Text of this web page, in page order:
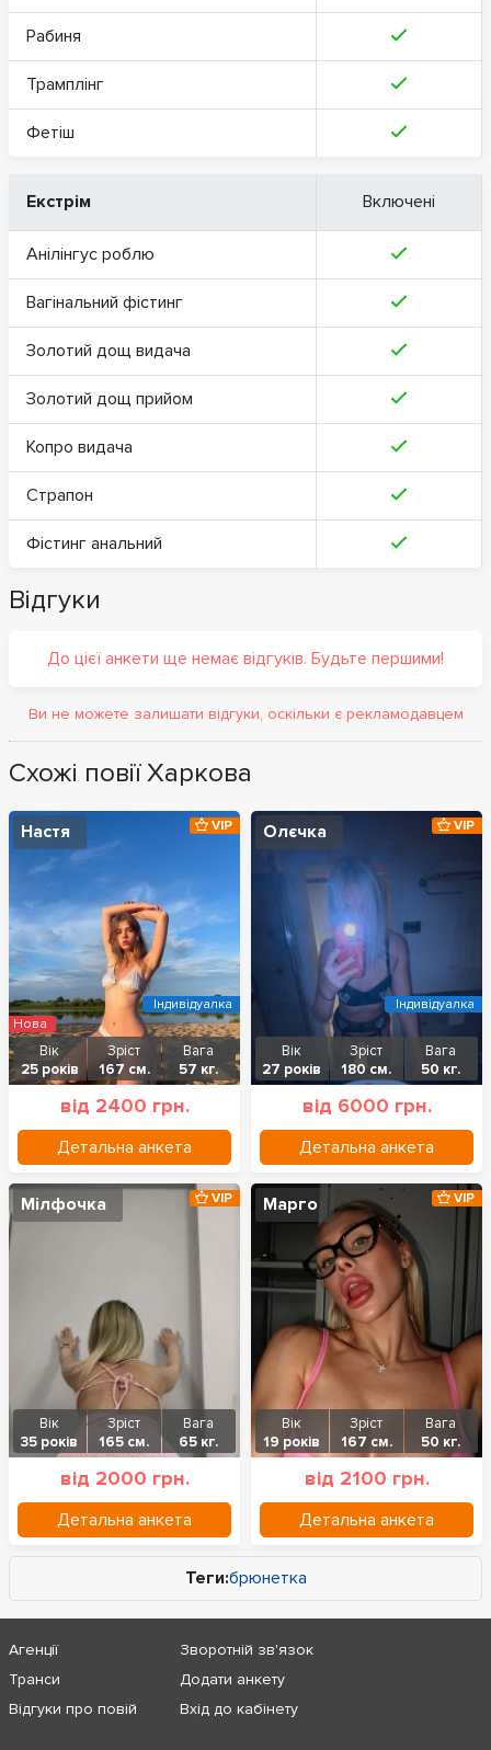
Рабиня
Трамплінг
Фетіш
Екстрім Включені
Анілінгус роблю
Вагінальний фістинг
Золотий дощ видача
Золотий дощ прийом
Копро видача
Страпон
Фістинг анальний
Відгуки
До цієї анкети ще немає відгуків. Будьте першими!
Ви не можете залишати відгуки, оскільки є рекламодавцем
Схожі повії Харкова
Настя
Вік
25 років
Зріст
167 см.
Вага
57 кг.
від 2400 грн.
Детальна анкета
VIP
Нова
Індивідуалка
Олєчка
Вік
27 років
Зріст
180 см.
Вага
50 кг.
від 6000 грн.
Детальна анкета
VIP
Індивідуалка
Мілфочка
Вік
35 років
Зріст
165 см.
Вага
65 кг.
від 2000 грн.
Детальна анкета
VIP Марго
Вік
19 років
Зріст
167 см.
Вага
50 кг.
від 2100 грн.
Детальна анкета
VIP
Теги:брюнетка
Агенції
Транси
Відгуки про повій
Зворотній зв'язок
Додати анкету
Вхід до кабінету